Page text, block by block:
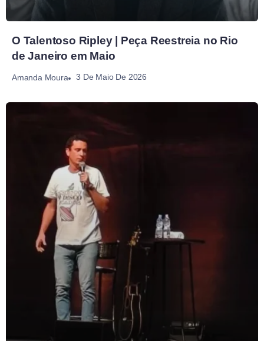
O Talentoso Ripley | Peça Reestreia no Rio
de Janeiro em Maio
Amanda Moura 3 De Maio De 2026